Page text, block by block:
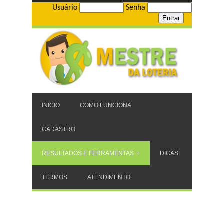
Usuário Senha
INICIO COMO FUNCIONA
CADASTRO
RESULTADOS E FERRAMENTAS DICAS
TERMOS ATENDIMENTO